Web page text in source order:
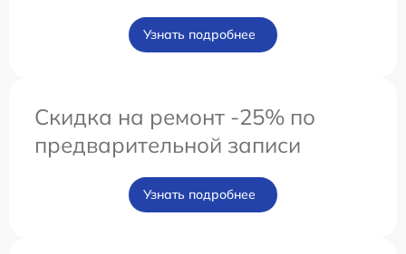
Узнать подробнее
Скидка на ремонт -25% по
предварительной записи
Узнать подробнее